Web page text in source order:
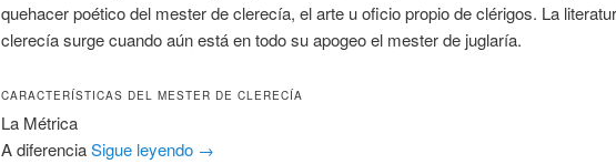
quehacer poético del mester de clerecía, el arte u oficio propio de clérigos. La
clerecía surge cuando aún está en todo su apogeo el mester de juglaría.
CARACTERÍSTICAS DEL MESTER DE CLERECÍA
La Métrica
A diferenciaSigue leyendo →